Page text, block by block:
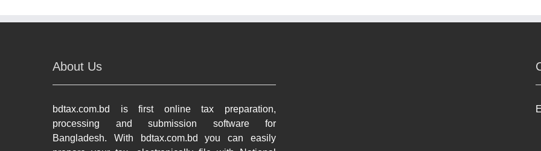
About Us
bdtax.com.bd is first online tax preparation,
processing and submission software for
Bangladesh. With bdtax.com.bd you can easily